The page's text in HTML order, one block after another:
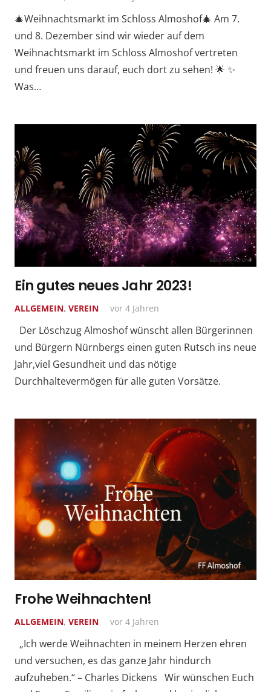
🎄Weihnachtsmarkt im Schloss Almoshof🎄 Am 7.
und 8. Dezember sind wir wieder auf dem
Weihnachtsmarkt im Schloss Almoshof vertreten
und freuen uns darauf, euch dort zu sehen! 🌟 ✨
Was…
Ein gutes neues Jahr 2023!
ALLGEMEIN, VEREIN vor 4 Jahren
Der Löschzug Almoshof wünscht allen Bürgerinnen
und Bürgern Nürnbergs einen guten Rutsch ins neue
Jahr,viel Gesundheit und das nötige
Durchhaltevermögen für alle guten Vorsätze.
Frohe Weihnachten!
ALLGEMEIN, VEREIN vor 4 Jahren
„Ich werde Weihnachten in meinem Herzen ehren
und versuchen, es das ganze Jahr hindurch
aufzuheben.“ – Charles Dickens Wir wünschen Euch